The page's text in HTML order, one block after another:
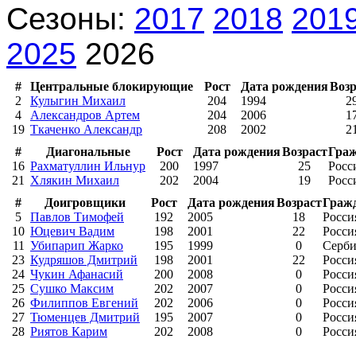
Сезоны: 2017 2018
2025 2026
# Центральные блокирующие Рост Дата рождения
2
Кулыгин Михаил 204 1994
4
Александров Артем 204 2006
19 Ткаченко Александр 208 2002
#
Диагональные Рост Дата рожденияВозраст
16 Рахматуллин Ильнур 200 1997 25
21
Хлякин Михаил 202 2004 19
#
Доигровщики Рост Дата рожденияВозраст
5
Павлов Тимофей 192 2005 18
10 Юцевич Вадим 198 2001 22
11 Убипарип Жарко 195 1999 0
23 Кудряшов Дмитрий 198 2001 22
24 Чукин Афанасий 200 2008 0
25 Сушко Максим 202 2007 0
26 Филиппов Евгений 202 2006 0
27 Тюменцев Дмитрий 195 2007 0
28 Риятов Карим 202 2008 0